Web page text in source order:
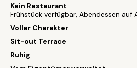
Kein Restaurant
Frühstück verfügbar, Abendessen auf
Voller Charakter
Sit-out Terrace
Ruhig